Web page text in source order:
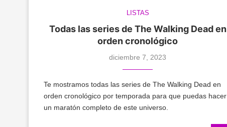
LISTAS
Todas las series de The Walking Dead en
orden cronológico
diciembre 7, 2023
Te mostramos todas las series de The Walking Dead en
orden cronológico por temporada para que puedas hacer
un maratón completo de este universo.